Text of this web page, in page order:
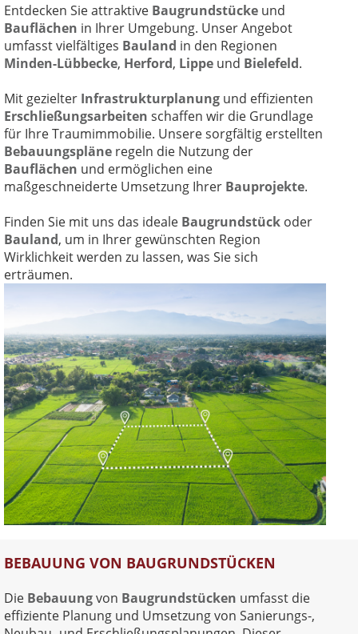
Entdecken Sie attraktive Baugrundstücke und
Bauflächen in Ihrer Umgebung. Unser Angebot
umfasst vielfältiges Bauland in den Regionen
Minden-Lübbecke, Herford, Lippe und Bielefeld.
Mit gezielter Infrastrukturplanung und effizienten
Erschließungsarbeiten schaffen wir die Grundlage
für Ihre Traumimmobilie. Unsere sorgfältig erstellten
Bebauungspläne regeln die Nutzung der
Bauflächen und ermöglichen eine
maßgeschneiderte Umsetzung Ihrer Bauprojekte.
Finden Sie mit uns das ideale Baugrundstück oder
Bauland, um in Ihrer gewünschten Region
Wirklichkeit werden zu lassen, was Sie sich
erträumen.
BEBAUUNG VON BAUGRUNDSTÜCKEN
Die Bebauungvon Baugrundstücken umfasst die
effiziente Planung und Umsetzung von Sanierungs-,